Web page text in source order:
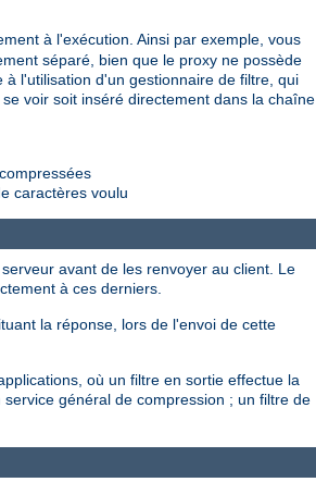
à l'exécution. Ainsi par exemple, vous
séparé, bien que le proxy ne possède
l'utilisation d'un gestionnaire de filtre, qui
voir soit inséré directement dans la chaîne
caractères voulu
avant de les renvoyer au client. Le
à ces derniers.
la réponse, lors de l'envoi de cette
où un filtre en sortie effectue la
service général de compression ; un filtre de